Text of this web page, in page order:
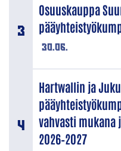
30.06.
Osuuskauppa
Hartwallin ja
vahvasti mukana
2026–2027